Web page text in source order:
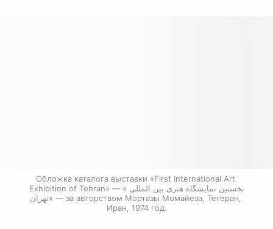
Обложка каталога выставки «First International Art
Exhibition of Tehran» — «نخستین نمایشگاه هنری بین المللی
تهران» — за авторством Мортазы Момайеза, Тегеран,
Иран, 1974 год.